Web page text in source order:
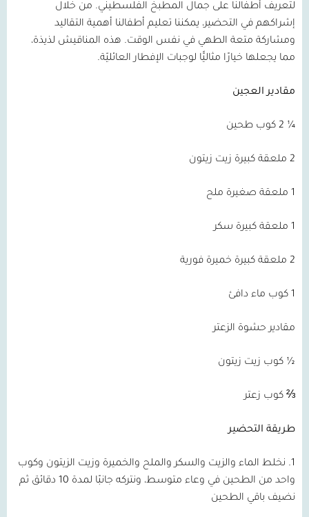
لتعريف أطفالنا على جمال المطبخ الفلسطيني. من خلال
إشراكهم في التحضير، يمكننا تعليم أطفالنا أهمية التقاليد
ومشاركة متعة الطهي في نفس الوقت. هذه المناقيش لذيذة،
مما يجعلها خيارًا مثاليًّا لوجبات الإفطار العائليّة.
مقادير العجين
¼ 2 كوب طحين
2 ملعقة كبيرة زيت زيتون
1 ملعقة صغيرة ملح
1 ملعقة كبيرة سكر
2 ملعقة كبيرة خميرة فورية
1 كوب ماء دافئ
مقادير حشوة الزعتر
½ كوب زيت زيتون
⅔ كوب زعتر
طريقة التحضير
1. نخلط الماء والزيت والسكر والملح والخميرة وزيت الزيتون وكوب
واحد من الطحين في وعاء متوسط، ونتركه جانبًا لمدة 10 دقائق ثم
نضيف باقي الطحين